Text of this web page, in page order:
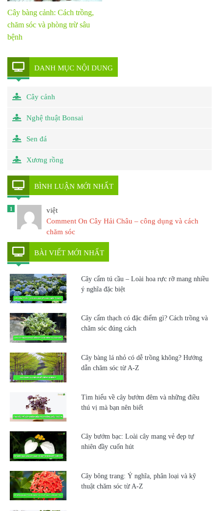
Cây bàng cảnh: Cách trồng,
chăm sóc và phòng trừ sâu
bệnh
DANH MỤC NỘI DUNG
Cây cảnh
Nghệ thuật Bonsai
Sen đá
Xương rồng
BÌNH LUẬN MỚI NHẤT
1
việt
Comment On Cây Hải Châu – công dụng và cách
chăm sóc
BÀI VIẾT MỚI NHẤT
Cây cẩm tú cầu – Loài hoa rực rỡ mang nhiều
ý nghĩa đặc biệt
Cây cẩm thạch có đặc điểm gì? Cách trồng và
chăm sóc đúng cách
Cây bàng lá nhỏ có dễ trồng không? Hướng
dẫn chăm sóc từ A-Z
Tìm hiểu về cây bướm đêm và những điều
thú vị mà bạn nên biết
Cây bướm bạc: Loài cây mang vẻ đẹp tự
nhiên đầy cuốn hút
Cây bông trang: Ý nghĩa, phân loại và kỹ
thuật chăm sóc từ A-Z